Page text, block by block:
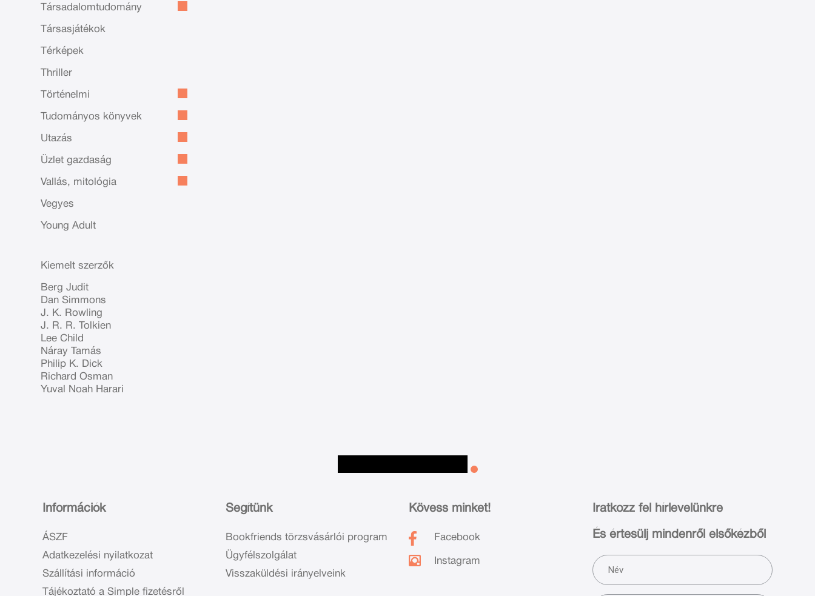
Társadalomtudomány
Társasjátékok
Térképek
Thriller
Történelmi
Tudományos könyvek
Utazás
Üzlet gazdaság
Vallás, mitológia
Vegyes
Young Adult
Kiemelt szerzők
Berg Judit
Dan Simmons
J. K. Rowling
J. R. R. Tolkien
Lee Child
Náray Tamás
Philip K. Dick
Richard Osman
Yuval Noah Harari
Információk
ÁSZF
Adatkezelési nyilatkozat
Szállítási információ
Tájékoztató a Simple fizetésről
Segítünk
Bookfriends törzsvásárlói program
Ügyfélszolgálat
Visszaküldési irányelveink
Kövess minket!
Facebook
Instagram
Iratkozz fel hírlevelünkre
És értesülj mindenről elsőkézből